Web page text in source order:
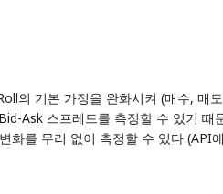
의 기본 가정을 완화시켜 (매수, 매
Ask 스프레드를 측정할 수 있기 때
화를 무리 없이 측정할 수 있다 (API